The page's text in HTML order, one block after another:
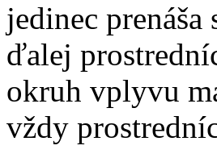
jedinec
ďalej
okruh vplyvu
vždy